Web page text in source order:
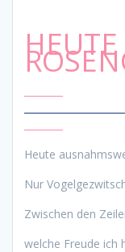
Heute
Nur
Zwischen den
welche Freude ich